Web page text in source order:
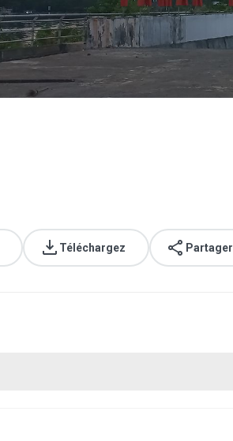
Téléchargez Partager